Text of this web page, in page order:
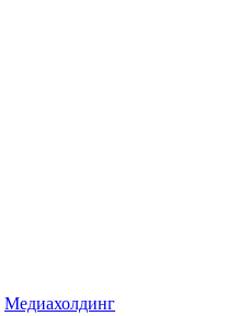
Медиахолдинг